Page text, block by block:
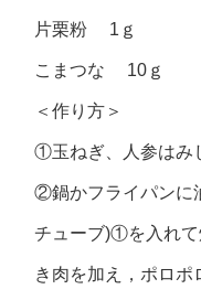
片栗粉 1ｇ
こまつな 10ｇ
＜作り方＞
①玉ねぎ、人参はみ
②鍋かフライパンに
チューブ)①を入れて
き肉を加え，ポロポ